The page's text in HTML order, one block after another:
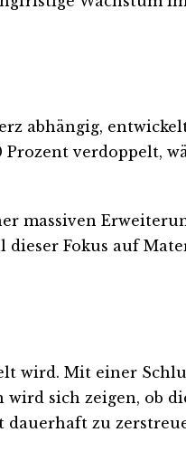
abhängig,
verdoppelt,
massiven
dieser Fokus auf
wird. Mit einer
sich zeigen, ob
dauerhaft zu